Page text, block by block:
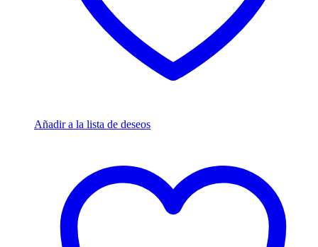
Añadir a la lista de deseos